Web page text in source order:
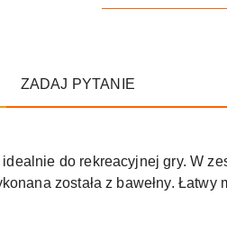
ZADAJ PYTANIE
do rekreacyjnej gry. W
została z bawełny. Łatwy